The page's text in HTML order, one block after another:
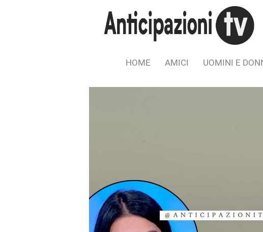
HOME AMICI UOMINI E